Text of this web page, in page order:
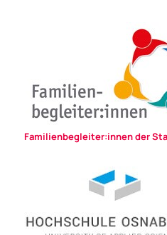
Familienbegleiter:innen der